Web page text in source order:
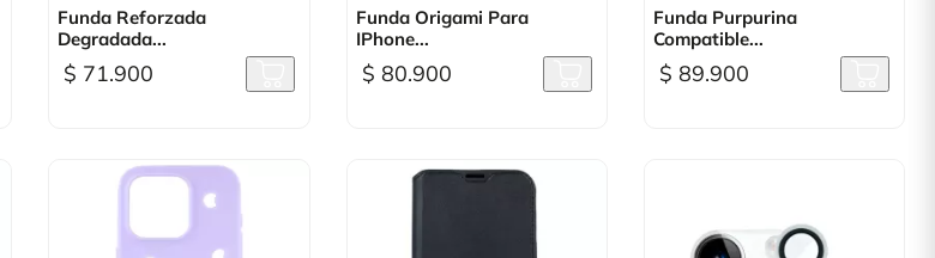
Vista rápida
Funda Reforzada
Degradada...
$ 71.900
Vista rápida
Funda Origami Para
IPhone...
$ 80.900
Vista rápida
Funda Purpurina
Compatible...
$ 89.900